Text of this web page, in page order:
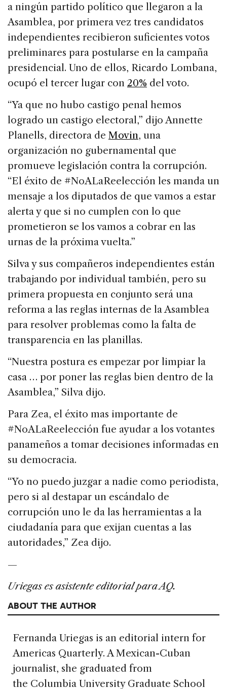
a ningún partido político que llegaron a la
Asamblea, por primera vez tres candidatos
independientes recibieron suficientes votos
preliminares para postularse en la campaña
presidencial. Uno de ellos, Ricardo Lombana,
ocupó el tercer lugar con 20% del voto.
“Ya que no hubo castigo penal hemos
logrado un castigo electoral,” dijo Annette
Planells, directora de Movin, una
organización no gubernamental que
promueve legislación contra la corrupción.
“El éxito de #NoALaReelección les manda un
mensaje a los diputados de que vamos a estar
alerta y que si no cumplen con lo que
prometieron se los vamos a cobrar en las
urnas de la próxima vuelta.”
Silva y sus compañeros independientes están
trabajando por individual también, pero su
primera propuesta en conjunto será una
reforma a las reglas internas de la Asamblea
para resolver problemas como la falta de
transparencia en las planillas.
“Nuestra postura es empezar por limpiar la
casa … por poner las reglas bien dentro de la
Asamblea,” Silva dijo.
Para Zea, el éxito mas importante de
#NoALaReelección fue ayudar a los votantes
panameños a tomar decisiones informadas en
su democracia.
“Yo no puedo juzgar a nadie como periodista,
pero si al destapar un escándalo de
corrupción uno le da las herramientas a la
ciudadanía para que exijan cuentas a las
autoridades,” Zea dijo.
—
Uriegas es asistente editorial para AQ.
ABOUT THE AUTHOR
Fernanda Uriegas is an editorial intern for
Americas Quarterly. A Mexican-Cuban
journalist, she graduated from
the Columbia University Graduate School